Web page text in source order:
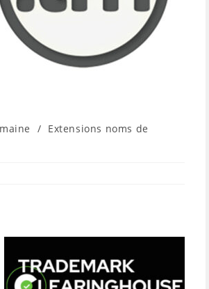
/ Extensions noms de